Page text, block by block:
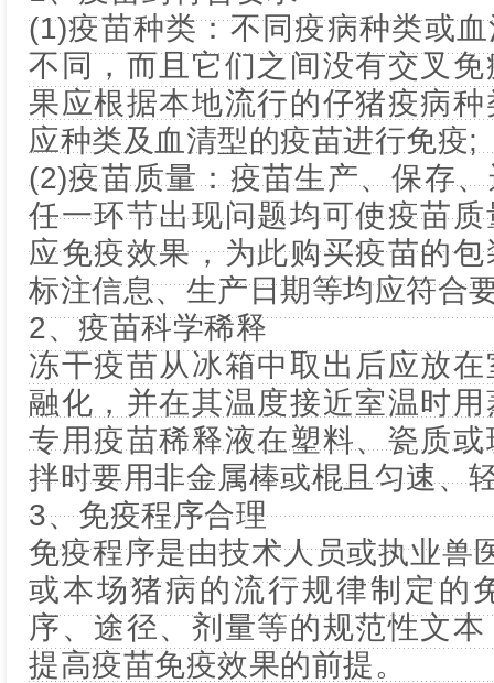
(1)疫苗种类：不同疫病种类或
不同，而且它们之间没有交叉
果应根据本地流行的仔猪疫病
应种类及血清型的疫苗进行免疫;
(2)疫苗质量：疫苗生产、保存
任一环节出现问题均可使疫苗
应免疫效果，为此购买疫苗的
标注信息、生产日期等均应符合
2、疫苗科学稀释
冻干疫苗从冰箱中取出后应放
融化，并在其温度接近室温时
专用疫苗稀释液在塑料、瓷质
拌时要用非金属棒或棍且匀速、
3、免疫程序合理
免疫程序是由技术人员或执业兽
或本场猪病的流行规律制定的
序、途径、剂量等的规范性文
提高疫苗免疫效果的前提。